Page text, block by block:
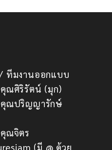
ทีมงานออกแบบ
ณศิริรัตน์ (มุก)
คุณปริญญารักษ์
ณจิตร
(มี @ ด้วย